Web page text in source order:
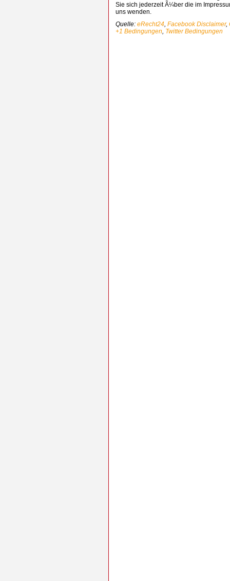
Sie sich jederzeit Ã¼ber die im
uns wenden.
Quelle: eRecht24 Facebook Disclaimer,
+1 Bedingungen Twitter Bedingungen